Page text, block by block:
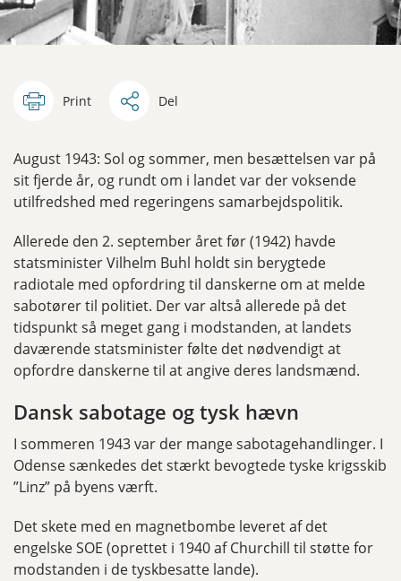
Print Del
August 1943: Sol og sommer, men besættelsen var på
sit fjerde år, og rundt om i landet var der voksende
utilfredshed med regeringens samarbejdspolitik.
Allerede den 2. september året før (1942) havde
statsminister Vilhelm Buhl holdt sin berygtede
radiotale med opfordring til danskerne om at melde
sabotører til politiet. Der var altså allerede på det
tidspunkt så meget gang i modstanden, at landets
daværende statsminister følte det nødvendigt at
opfordre danskerne til at angive deres landsmænd.
Dansk sabotage og tysk hævn
I sommeren 1943 var der mange sabotagehandlinger. I
Odense sænkedes det stærkt bevogtede tyske krigsskib
”Linz” på byens værft.
Det skete med en magnetbombe leveret af det
engelske SOE (oprettet i 1940 af Churchill til støtte for
modstanden i de tyskbesatte lande).